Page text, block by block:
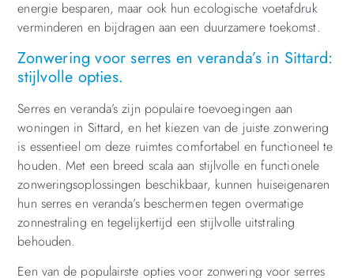
energie besparen, maar ook hun ecologische voetafdruk
verminderen en bijdragen aan een duurzamere toekomst.
Zonwering voor serres en veranda’s in Sittard:
stijlvolle opties.
Serres en veranda’s zijn populaire toevoegingen aan
woningen in Sittard, en het kiezen van de juiste zonwering
is essentieel om deze ruimtes comfortabel en functioneel te
houden. Met een breed scala aan stijlvolle en functionele
zonweringsoplossingen beschikbaar, kunnen huiseigenaren
hun serres en veranda’s beschermen tegen overmatige
zonnestraling en tegelijkertijd een stijlvolle uitstraling
behouden.
Een van de populairste opties voor zonwering voor serres